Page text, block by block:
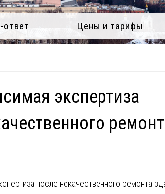
ответ Цены и тарифы
экспертиза